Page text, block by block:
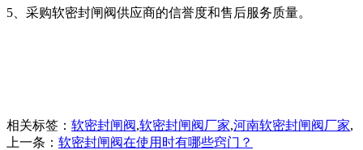
5、采购软密封闸阀供应商的信誉度和售后服务质量。
相关标签： 软密封闸阀,软密封闸阀厂家,河南软密封闸阀厂家,
上一条： 软密封闸阀在使用时有哪些窍门？